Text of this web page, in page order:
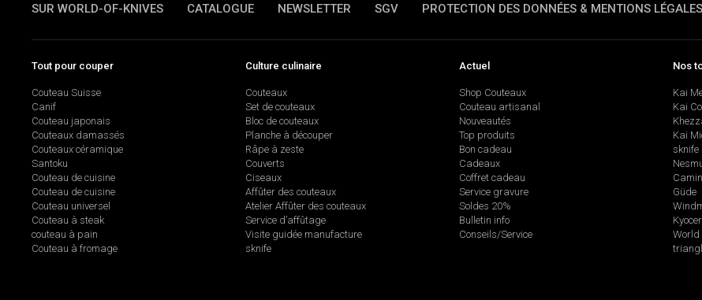
SUR WORLD-OF-KNIVES CATALOGUE NEWSLETTER SGV PROTECTION DES DONNÉES & MENTIONS LÉGALES
Tout pour couper
Couteau Suisse
Canif
Couteau japonais
Couteaux damassés
Couteaux céramique
Santoku
Couteau de cuisine
Couteau de cuisine
Couteau universel
Couteau à steak
couteau à pain
Couteau à fromage
Culture culinaire
Couteaux
Set de couteaux
Bloc de couteaux
Planche à découper
Râpe à zeste
Couverts
Ciseaux
Affûter des couteaux
Atelier Affûter des couteaux
Service d’affûtage
Visite guidée manufacture
sknife
Actuel
Shop Couteaux
Couteau artisanal
Nouveautés
Top produits
Bon cadeau
Cadeaux
Coffret cadeau
Service gravure
Soldes 20%
Bulletin info
Conseils/Service
Nos
Kai
Kai
Kai
sknife
Güde
World